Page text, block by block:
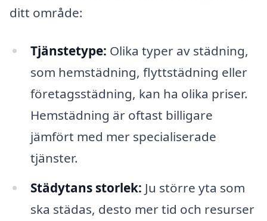
ditt område:
Tjänstetype: Olika typer av städning,
som hemstädning, flyttstädning eller
företagsstädning, kan ha olika priser.
Hemstädning är oftast billigare
jämfört med mer specialiserade
tjänster.
Städytans storlek: Ju större yta som
ska städas, desto mer tid och resurser